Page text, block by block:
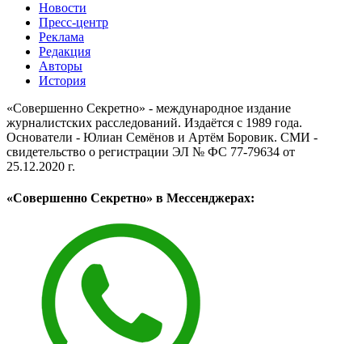
Новости
Пресс-центр
Реклама
Редакция
Авторы
История
«Совершенно Секретно» - международное издание
журналистских расследований. Издаётся с 1989 года.
Основатели - Юлиан Семёнов и Артём Боровик. CМИ -
свидетельство о регистрации ЭЛ № ФС 77-79634 от
25.12.2020 г.
«Совершенно Секретно» в Мессенджерах: